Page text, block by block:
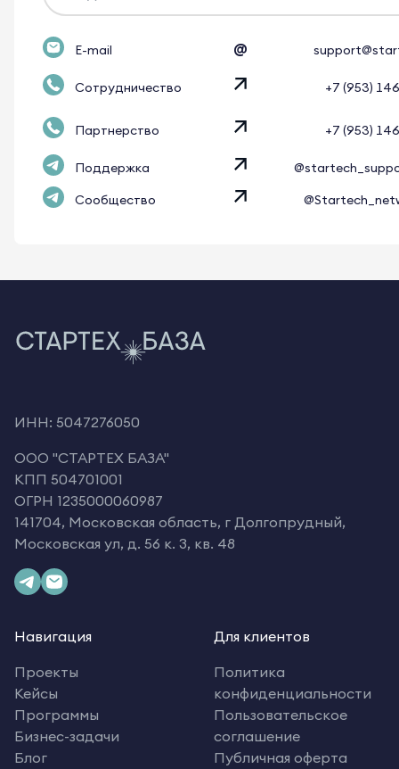
E-mail @
Сотрудничество +7 (953)
Партнерство +7 (953)
Поддержка
Сообщество
ИНН: 5047276050
OOO "СТАРТЕХ БАЗА"
КПП 504701001
ОГРН 1235000060987
141704, Московская область, г Долгопрудный,
Московская ул, д. 56 к. 3, кв. 48
Навигация
Проекты
Кейсы
Программы
Бизнес-задачи
Блог
Для клиентов
Политика
конфиденциальности
Пользовательское
соглашение
Публичная оферта